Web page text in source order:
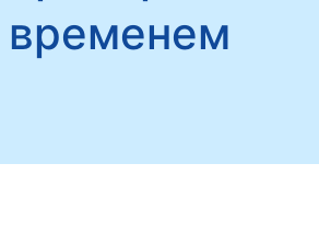
временем